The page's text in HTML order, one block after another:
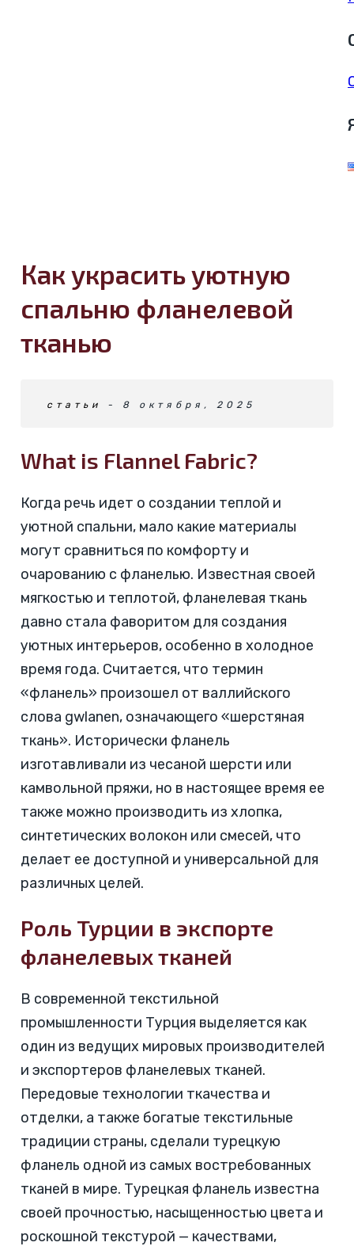
Как украсить уютную
спальню фланелевой
тканью
статьи - 8 октября, 2025
What is Flannel Fabric?
Когда речь идет о создании теплой и
уютной спальни, мало какие материалы
могут сравниться по комфорту и
очарованию с фланелью. Известная своей
мягкостью и теплотой, фланелевая ткань
давно стала фаворитом для создания
уютных интерьеров, особенно в холодное
время года. Считается, что термин
«фланель» произошел от валлийского
слова gwlanen, означающего «шерстяная
ткань». Исторически фланель
изготавливали из чесаной шерсти или
камвольной пряжи, но в настоящее время ее
также можно производить из хлопка,
синтетических волокон или смесей, что
делает ее доступной и универсальной для
различных целей.
Роль Турции в экспорте
фланелевых тканей
В современной текстильной
промышленности Турция выделяется как
один из ведущих мировых производителей
и экспортеров фланелевых тканей.
Передовые технологии ткачества и
отделки, а также богатые текстильные
традиции страны, сделали турецкую
фланель одной из самых востребованных
тканей в мире. Турецкая фланель известна
своей прочностью, насыщенностью цвета и
роскошной текстурой — качествами,